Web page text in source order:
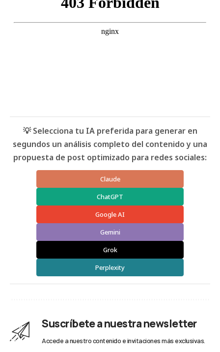
💡 Selecciona tu IA preferida para generar en
segundos un análisis completo del contenido y una
propuesta de post optimizado para redes sociales:
Claude
ChatGPT
Google AI
Gemini
Grok
Perplexity
Suscríbete a nuestra newsletter
Accede a nuestro contenido e invitaciones más exclusivas.